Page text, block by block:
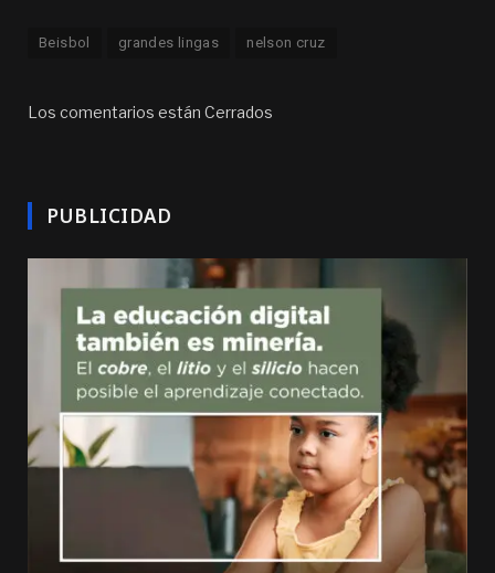
Beisbol grandes lingas nelson cruz
Los comentarios están Cerrados
PUBLICIDAD